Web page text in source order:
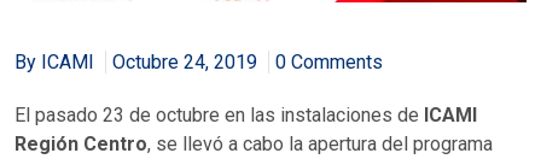
By ICAMI Octubre 24, 2019 0 Comments
El pasado 23 de octubre en las instalaciones de ICAMI
Región Centro, se llevó a cabo la apertura del programa